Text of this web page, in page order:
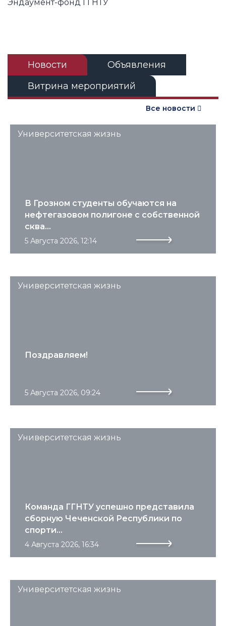
Эндаумент-фонд ГГНТУ
Новости
Объявления
Витрина мероприятий
Все новости
Университетская жизнь
5 Августа 2026, 12:14
В Грозном студенты обучаются на
нефтегазовом полигоне с собственной
сква...
Университетская жизнь
5 Августа 2026, 09:24
Поздравляем!
Университетская жизнь
4 Августа 2026, 16:34
Команда ГГНТУ успешно представила
сборную Чеченской Республики по
спорти...
Университетская жизнь